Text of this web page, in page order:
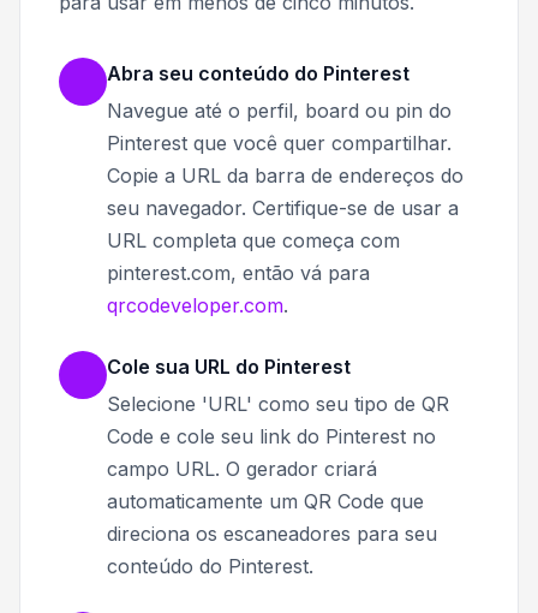
Abra seu conteúdo do Pinterest
Navegue até o perfil, board ou pin do
Pinterest que você quer compartilhar.
Copie a URL da barra de endereços do
seu navegador. Certifique-se de usar a
URL completa que começa com
pinterest.com, então vá para
qrcodeveloper.com.
Cole sua URL do Pinterest
Selecione 'URL' como seu tipo de QR
Code e cole seu link do Pinterest no
campo URL. O gerador criará
automaticamente um QR Code que
direciona os escaneadores para seu
conteúdo do Pinterest.